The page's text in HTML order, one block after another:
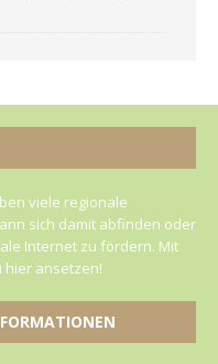
viele regionale
sich damit abfinden oder
Internet zu fördern. Mit
hier ansetzen!